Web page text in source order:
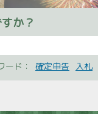
か？
ード： 確定申告 入札